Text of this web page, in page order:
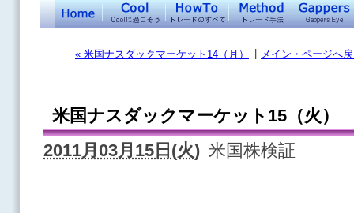
« 米国ナスダックマーケット14（月） メイン・ページへ
米国ナスダックマーケット15（火）
2011月03月15日(火) 米国株検証